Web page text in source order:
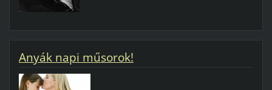
Anyák napi műsorok!